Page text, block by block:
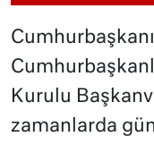
Kurulu
zamanlarda